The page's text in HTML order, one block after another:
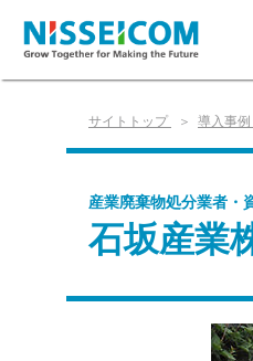
サイトトップ 導入事例
産業廃棄物処分業者・
石坂産業